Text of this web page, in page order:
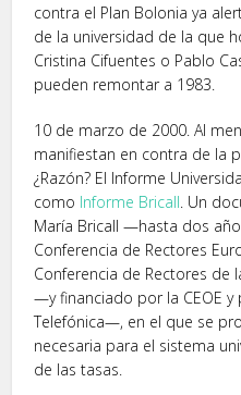
contra el Plan Bolonia ya
de la universidad de la que
Cristina Cifuentes o Pablo
pueden remontar a 1983.
10 de marzo de 2000. Al
manifiestan en contra de la
¿Razón? El Informe
como Informe Bricall. Un
María Bricall —hasta dos
Conferencia de Rectores
Conferencia de Rectores de
—y financiado por la CEOE
Telefónica—, en el que se
necesaria para el sistema
de las tasas.